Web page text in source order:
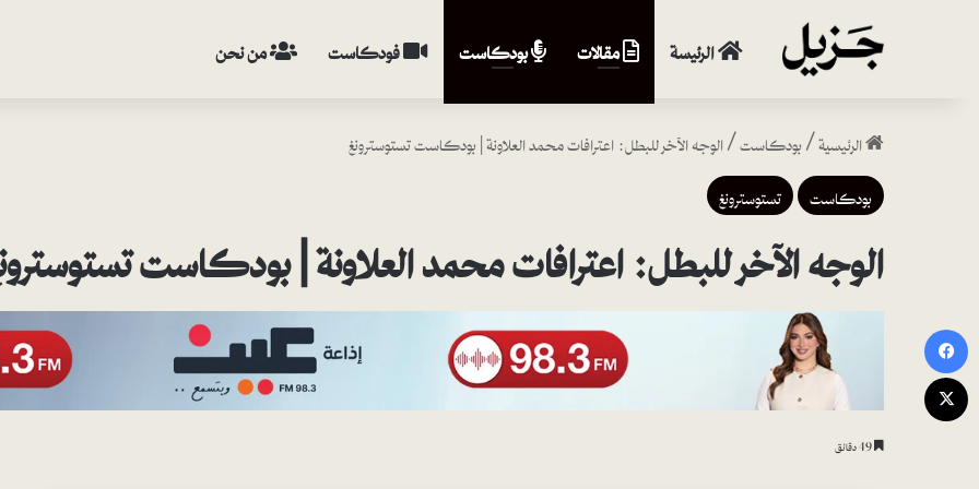
الرئيسة مقالات بودكاست فودكاست من نحن
الرئيسية/بودكاست/الوجه الآخر للبطل: اعترافات محمد العلاونة | بودكاست تستوسترونغ
بودكاست
تستوسترونغ
الوجه الآخر للبطل: اعترافات محمد العلاونة | بودكاست